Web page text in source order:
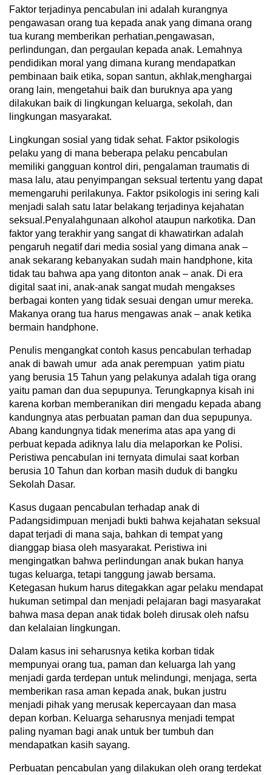
Faktor terjadinya pencabulan ini adalah kurangnya
pengawasan orang tua kepada anak yang dimana orang
tua kurang memberikan perhatian,pengawasan,
perlindungan, dan pergaulan kepada anak. Lemahnya
pendidikan moral yang dimana kurang mendapatkan
pembinaan baik etika, sopan santun, akhlak,menghargai
orang lain, mengetahui baik dan buruknya apa yang
dilakukan baik di lingkungan keluarga, sekolah, dan
lingkungan masyarakat.
Lingkungan sosial yang tidak sehat. Faktor psikologis
pelaku yang di mana beberapa pelaku pencabulan
memiliki gangguan kontrol diri, pengalaman traumatis di
masa lalu, atau penyimpangan seksual tertentu yang dapat
memengaruhi perilakunya. Faktor psikologis ini sering kali
menjadi salah satu latar belakang terjadinya kejahatan
seksual.Penyalahgunaan alkohol ataupun narkotika. Dan
faktor yang terakhir yang sangat di khawatirkan adalah
pengaruh negatif dari media sosial yang dimana anak –
anak sekarang kebanyakan sudah main handphone, kita
tidak tau bahwa apa yang ditonton anak – anak. Di era
digital saat ini, anak-anak sangat mudah mengakses
berbagai konten yang tidak sesuai dengan umur mereka.
Makanya orang tua harus mengawas anak – anak ketika
bermain handphone.
Penulis mengangkat contoh kasus pencabulan terhadap
anak di bawah umur ada anak perempuan yatim piatu
yang berusia 15 Tahun yang pelakunya adalah tiga orang
yaitu paman dan dua sepupunya. Terungkapnya kisah ini
karena korban memberanikan diri mengadu kepada abang
kandungnya atas perbuatan paman dan dua sepupunya.
Abang kandungnya tidak menerima atas apa yang di
perbuat kepada adiknya lalu dia melaporkan ke Polisi.
Peristiwa pencabulan ini ternyata dimulai saat korban
berusia 10 Tahun dan korban masih duduk di bangku
Sekolah Dasar.
Kasus dugaan pencabulan terhadap anak di
Padangsidimpuan menjadi bukti bahwa kejahatan seksual
dapat terjadi di mana saja, bahkan di tempat yang
dianggap biasa oleh masyarakat. Peristiwa ini
mengingatkan bahwa perlindungan anak bukan hanya
tugas keluarga, tetapi tanggung jawab bersama.
Ketegasan hukum harus ditegakkan agar pelaku mendapat
hukuman setimpal dan menjadi pelajaran bagi masyarakat
bahwa masa depan anak tidak boleh dirusak oleh nafsu
dan kelalaian lingkungan.
Dalam kasus ini seharusnya ketika korban tidak
mempunyai orang tua, paman dan keluarga lah yang
menjadi garda terdepan untuk melindungi, menjaga, serta
memberikan rasa aman kepada anak, bukan justru
menjadi pihak yang merusak kepercayaan dan masa
depan korban. Keluarga seharusnya menjadi tempat
paling nyaman bagi anak untuk ber tumbuh dan
mendapatkan kasih sayang.
Perbuatan pencabulan yang dilakukan oleh orang terdekat